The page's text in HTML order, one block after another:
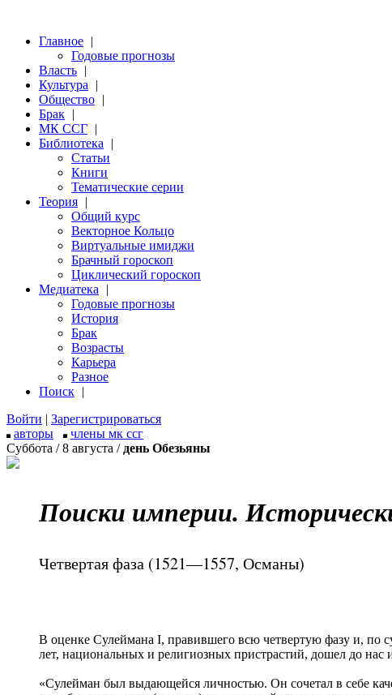
Главное |
Годовые прогнозы
Власть |
Культура
|
Общество |
Брак |
МК ССГ |
Библиотека
|
Статьи
Книги
Тематические серии
Теория |
Общий курс
Векторное Кольцо
Виртуальные имиджи
Брачный гороскоп
Циклический гороскоп
Медиатека
|
Годовые прогнозы
История
Брак
Возрасты
Карьера
Разное
Поиск |
Войти | Зарегистрироваться
авторы
члены мк ссг
Суббота / 8 августа / день Обезьяны
Поиски империи.
Четвертая фаза (1521—1557, Османы)
В оценке Сулеймана I, правившего всю четвертую фазу и, по
лет, национальных и религиозных пристрастий, дошел до нас
«Сулейман был выдающейся личностью. Он сочетал в себе